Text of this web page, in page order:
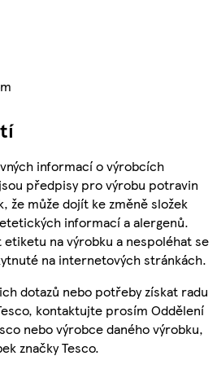
informací o výrobcích
předpisy pro výrobu potravin
že může dojít ke změně složek
informací a alergenů.
na výrobku a nespoléhat se
na internetových stránkách.
dotazů nebo potřeby získat radu
kontaktujte prosím Oddělení
nebo výrobce daného výrobku,
značky Tesco.